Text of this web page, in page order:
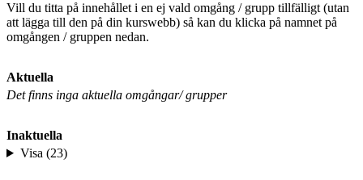
Vill du titta på innehållet i en ej vald omgång / grupp tillfälligt (utan
att lägga till den på din kurswebb) så kan du klicka på namnet på
omgången / gruppen nedan.
Aktuella
Det finns inga aktuella omgångar/ grupper
Inaktuella
Visa (23)